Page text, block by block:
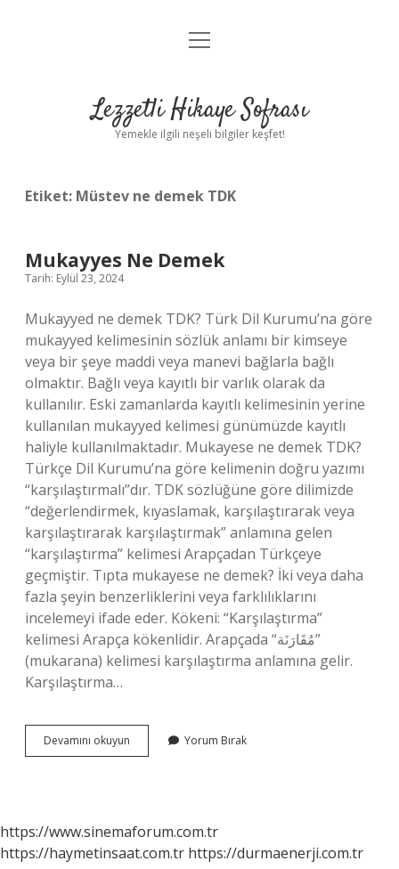
Anasayfa
Yasal Uyarı
menüyü
Lezzetli Hikaye Sofrası
Yemekle ilgili neşeli bilgiler keşfet!
Etiket: Müstev ne demek TDK
Mukayyes Ne Demek
Tarih: Eylül 23, 2024
Mukayyed ne demek TDK? Türk Dil Kurumu’na göre
mukayyed kelimesinin sözlük anlamı bir kimseye
veya bir şeye maddi veya manevi bağlarla bağlı
olmaktır. Bağlı veya kayıtlı bir varlık olarak da
kullanılır. Eski zamanlarda kayıtlı kelimesinin yerine
kullanılan mukayyed kelimesi günümüzde kayıtlı
haliyle kullanılmaktadır. Mukayese ne demek TDK?
Türkçe Dil Kurumu’na göre kelimenin doğru yazımı
“karşılaştırmalı”dır. TDK sözlüğüne göre dilimizde
“değerlendirmek, kıyaslamak, karşılaştırarak veya
karşılaştırarak karşılaştırmak” anlamına gelen
“karşılaştırma” kelimesi Arapçadan Türkçeye
geçmiştir. Tıpta mukayese ne demek? İki veya daha
fazla şeyin benzerliklerini veya farklılıklarını
incelemeyi ifade eder. Kökeni: “Karşılaştırma”
kelimesi Arapça kökenlidir. Arapçada “مُقَارَنَة”
(mukarana) kelimesi karşılaştırma anlamına gelir.
Karşılaştırma…
Devamını okuyun Mukayyes
Ne
Yorum Bırak
https://www.sinemaforum.com.tr
https://haymetinsaat.com.tr https://durmaenerji.com.tr